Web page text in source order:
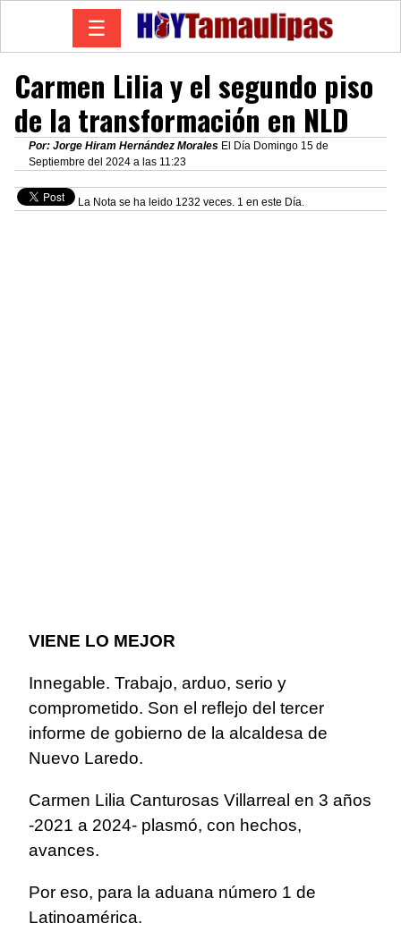
☰
Carmen Lilia y el segundo piso
de la transformación en NLD
Por: Jorge Hiram Hernández Morales El Día Domingo 15 de
Septiembre del 2024 a las 11:23
La Nota se ha leido 1232 veces. 1 en este Día.
VIENE LO MEJOR
Innegable. Trabajo, arduo, serio y
comprometido. Son el reflejo del tercer
informe de gobierno de la alcaldesa de
Nuevo Laredo.
Carmen Lilia Canturosas Villarreal en 3 años
-2021 a 2024- plasmó, con hechos,
avances.
Por eso, para la aduana número 1 de
Latinoamérica.